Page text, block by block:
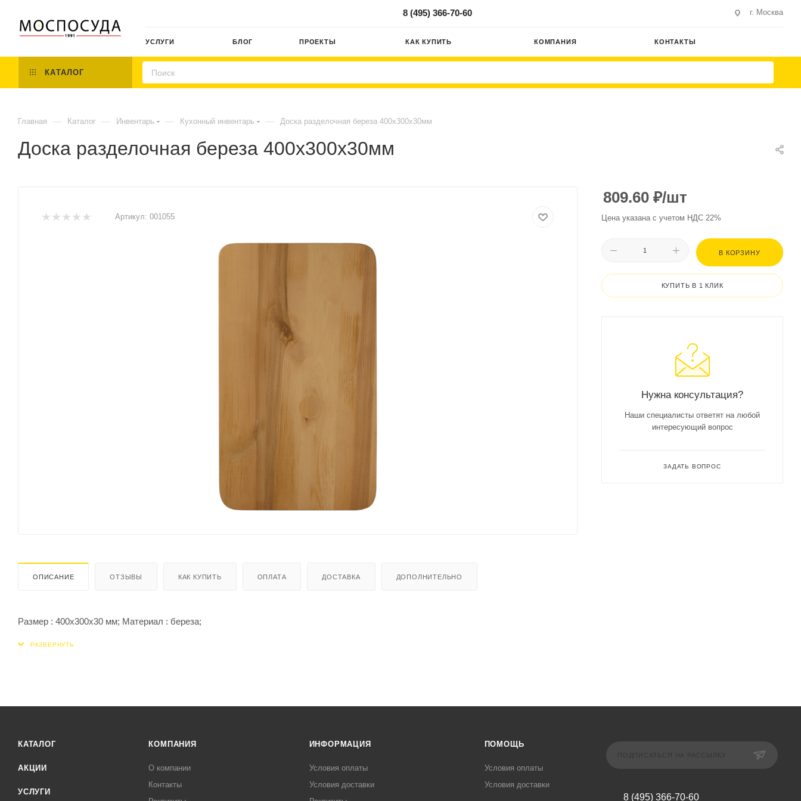
8 (495) 366-70-60 г. Москва
УСЛУГИ БЛОГ ПРОЕКТЫ КАК КУПИТЬ КОМПАНИЯ КОНТАКТЫ
КАТАЛОГ
Главная — Каталог — Инвентарь — Кухонный инвентарь — Доска разделочная береза 400х300х30мм
Доска разделочная береза 400х300х30мм
Артикул: 001055
ОПИСАНИЕ ОТЗЫВЫ КАК КУПИТЬ ОПЛАТА ДОСТАВКА ДОПОЛНИТЕЛЬНО
Размер : 400х300х30 мм; Материал : береза;
809.60 ₽/шт
Цена указана с учетом НДС 22%
В КОРЗИНУ
КУПИТЬ В 1 КЛИК
Нужна консультация?
Наши специалисты ответят на любой
интересующий вопрос
ЗАДАТЬ ВОПРОС
КАТАЛОГ
АКЦИИ
УСЛУГИ
КОМПАНИЯ
О компании
Контакты
ИНФОРМАЦИЯ
Условия оплаты
Условия доставки
ПОМОЩЬ
Условия оплаты
Условия доставки
8 (495) 366-70-60